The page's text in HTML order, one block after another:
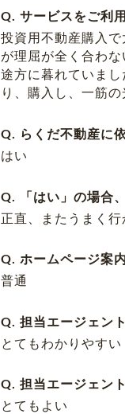
Q. サービスをご利
投資用不動産購入
が理屈が全く合わ
途方に暮れていま
り、購入し、一筋の
Q. らくだ不動産に
はい
Q. 「はい」の場合
正直、またうまく
Q. ホームページ案
普通
Q. 担当エージェン
とてもわかりやすい
Q. 担当エージェン
とてもよい